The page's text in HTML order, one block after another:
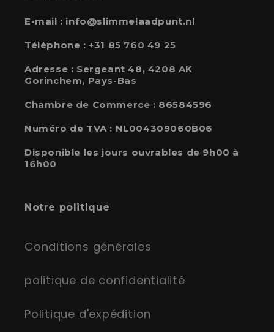
E-mail : info@slimmelaadpunt.nl
Téléphone : +31 85 760 49 25
Adresse : Sergeant 48, 4208 AK
Gorinchem, Pays-Bas
Chambre de Commerce : 86584596
Numéro de TVA : NL004309060B06
Disponible les jours ouvrables de 9h00 à
16h00
Notre politique
Conditions générales
politique de confidentialité
Politique d'expédition